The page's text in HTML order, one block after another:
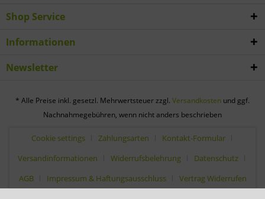
Shop Service
Informationen
Newsletter
* Alle Preise inkl. gesetzl. Mehrwertsteuer zzgl. Versandkosten und ggf.
Nachnahmegebühren, wenn nicht anders beschrieben
Cookie settings Zahlungsarten
Kontakt-Formular
Versandinformationen
Widerrufsbelehrung
Datenschutz
AGB
Impressum & Haftungsausschluss Vertrag Widerrufen